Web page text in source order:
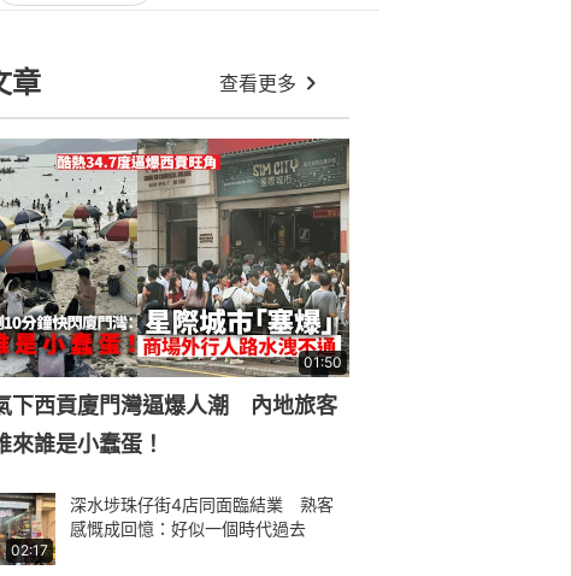
章 查看更多
01:50
下西貢廈門灣逼爆人潮 內地旅客
來誰是小蠢蛋！
02:17
深水埗珠仔街4店同面臨結業 熟客
感慨成回憶：好似一個時代過去